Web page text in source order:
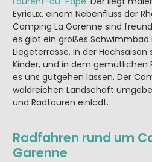
Eyrieux, einem Nebenfluss der
Camping La Garenne sind
es gibt ein großes
Liegeterrasse. In der
Kinder, und in dem gemütlichen
es uns gutgehen lassen. Der
waldreichen Landschaft
und Radtouren einlädt.
Radfahren rund um
Garenne